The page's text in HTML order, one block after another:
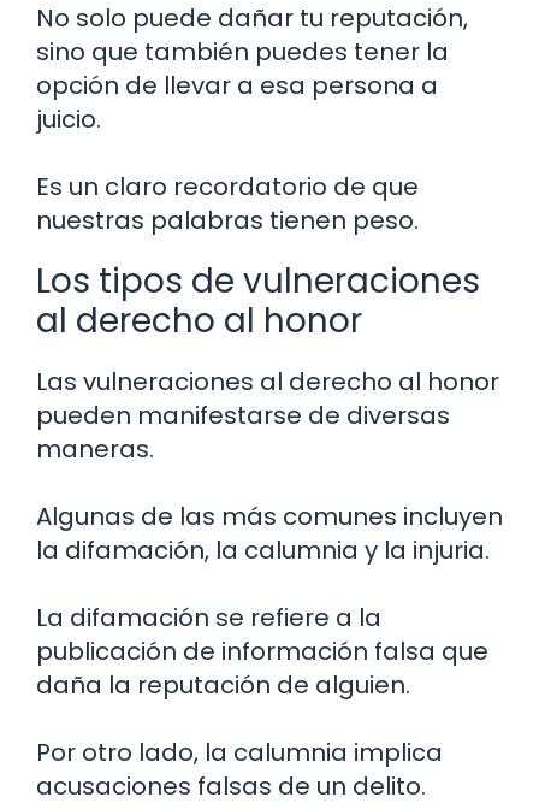
No solo puede dañar tu reputación,
sino que también puedes tener la
opción de llevar a esa persona a
juicio.
Es un claro recordatorio de que
nuestras palabras tienen peso.
Los tipos de vulneraciones
al derecho al honor
Las vulneraciones al derecho al honor
pueden manifestarse de diversas
maneras.
Algunas de las más comunes incluyen
la difamación, la calumnia y la injuria.
La difamación se refiere a la
publicación de información falsa que
daña la reputación de alguien.
Por otro lado, la calumnia implica
acusaciones falsas de un delito.